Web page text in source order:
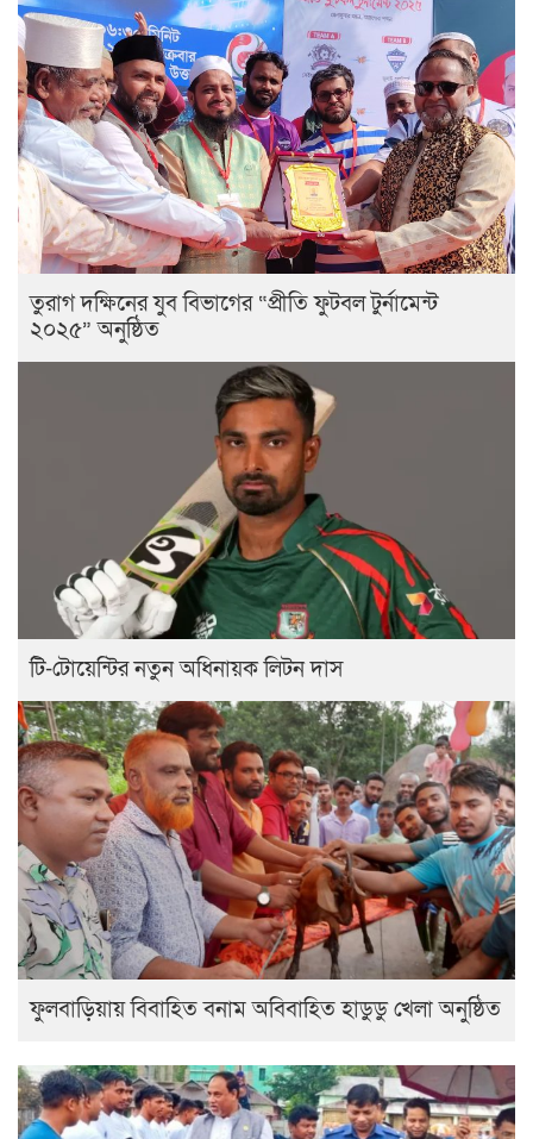
তুরাগ দক্ষিনের যুব বিভাগের “প্রীতি ফুটবল টুর্নামেন্ট
২০২৫” অনুষ্ঠিত
টি-টোয়েন্টির নতুন অধিনায়ক লিটন দাস
ফুলবাড়িয়ায় বিবাহিত বনাম অবিবাহিত হাডুডু খেলা অনুষ্ঠিত